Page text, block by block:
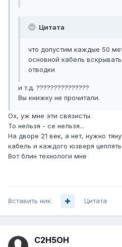
Цитата
что допустим каждые 50
основной кабель
отводки
и т.д. ???????????????
Вы книжку не прочитали.
Ох, уж мне эти связисты.
То нельзя - се нельзя...
На дворе 21 век, а нет, нужно
кабель и каждого юзверя
Вот блин технологи мне
Вставить ник Цитата
C2H5OH